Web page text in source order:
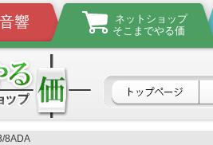
響
ネットショップ
そこまでやる価
8ADA